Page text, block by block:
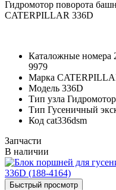
Гидромотор поворота
CATERPILLAR 336D
Каталожные номера
9979
Марка
Модель 336D
Тип узла
Тип Гусеничный
Код cat336dsm
Запчасти
В наличии